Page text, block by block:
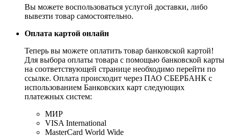
Вы можете воспользоваться услугой доставки, либо
вывезти товар самостоятельно.
Оплата картой онлайн
Теперь вы можете оплатить товар банковской картой!
Для выбора оплаты товара с помощью банковской карты
на соответствующей странице необходимо перейти по
ссылке. Оплата происходит через ПАО СБЕРБАНК с
использованием Банковских карт следующих
платежных систем:
МИР
VISA International
MasterCard World Wide